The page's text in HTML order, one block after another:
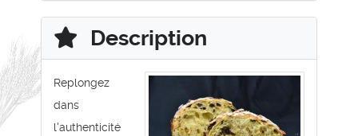
Description
Replongez
dans
l'authenticité